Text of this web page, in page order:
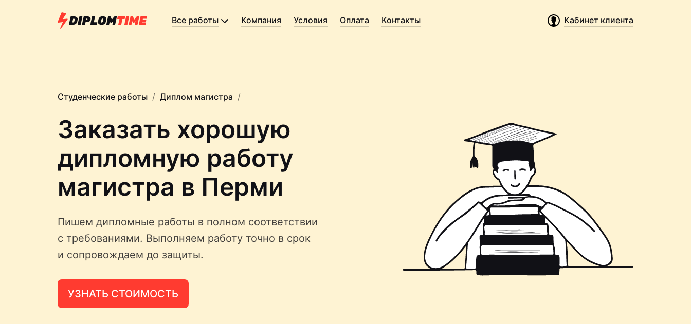
Все работы Компания Условия Оплата Контакты Кабинет клиента
Студенческие работы Диплом магистра
Заказать хорошую
дипломную работу
магистра в Перми
Пишем дипломные работы в полном соответствии
с требованиями. Выполняем работу точно в срок
и сопровождаем до защиты.
УЗНАТЬ СТОИМОСТЬ